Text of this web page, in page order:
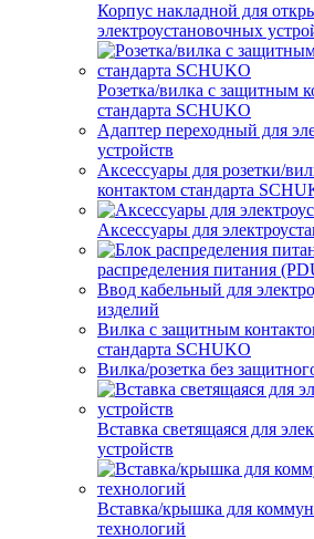
Корпус накладной для
электроустановочных
Розетка/вилка с защитным
стандарта SCHUKO
Адаптер переходный для
устройств
Аксессуары для розетки/
контактом стандарта
Аксессуары для
распределения питания
Ввод кабельный для
изделий
Вилка с защитным
стандарта SCHUKO
Вилка/розетка без
Вставка светящаяся для
устройств
Вставка/крышка для
технологий